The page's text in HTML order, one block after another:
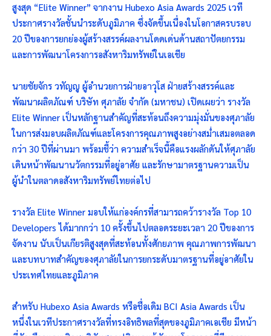
สูงสุด “Elite Winner” จากงาน Hubexo Asia Awards 2025 เวที
ประกาศรางวัลชั้นนำระดับภูมิภาค ซึ่งจัดขึ้นเนื่องในโอกาสครบรอบ
20 ปีของการยกย่องผู้สร้างสรรค์ผลงานโดดเด่นด้านสถาปัตยกรรม
และการพัฒนาโครงการอสังหาริมทรัพย์ในเอเชีย
นายชัยจักร วทัญญู ผู้อำนวยการฝ่ายอาวุโส ฝ่ายสร้างสรรค์และ
พัฒนาผลิตภัณฑ์ บริษัท ศุภาลัย จำกัด (มหาชน) เปิดเผยว่า รางวัล
Elite Winner เป็นหลักฐานสำคัญที่สะท้อนถึงความมุ่งมั่นของศุภาลัย
ในการส่งมอบผลิตภัณฑ์และโครงการคุณภาพสูงอย่างสม่ำเสมอตลอด
กว่า 30 ปีที่ผ่านมา พร้อมชี้ว่า ความสำเร็จนี้คือแรงผลักดันให้ศุภาลัย
เดินหน้าพัฒนานวัตกรรมที่อยู่อาศัย และรักษามาตรฐานความเป็น
ผู้นำในตลาดอสังหาริมทรัพย์ไทยต่อไป
รางวัล Elite Winner มอบให้แก่องค์กรที่สามารถคว้ารางวัล Top 10
Developers ได้มากกว่า 10 ครั้งขึ้นไปตลอดระยะเวลา 20 ปีของการ
จัดงาน นับเป็นเกียรติสูงสุดที่สะท้อนทั้งศักยภาพ คุณภาพการพัฒนา
และบทบาทสำคัญของศุภาลัยในการยกระดับมาตรฐานที่อยู่อาศัยใน
ประเทศไทยและภูมิภาค
สำหรับ Hubexo Asia Awards หรือชื่อเดิม BCI Asia Awards เป็น
หนึ่งในเวทีประกาศรางวัลที่ทรงอิทธิพลที่สุดของภูมิภาคเอเชีย มีหน้า